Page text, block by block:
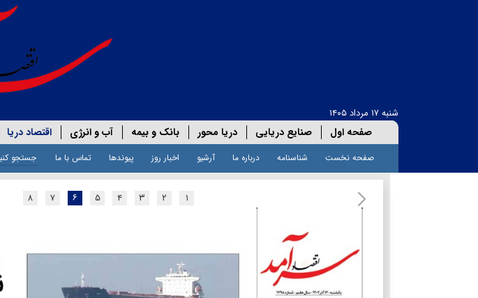
شنبه ۱۷ مرداد ۱۴۰۵
صفحه اول صنایع دریایی دریا محور بانک و بیمه آب و انرژی اقتصاد دریا
صفحه نخست شناسنامه درباره ما آرشیو اخبار روز پیوندها تماس با ما
۱ ۲ ۳ ۴ ۵ ۶ ۷ ۸